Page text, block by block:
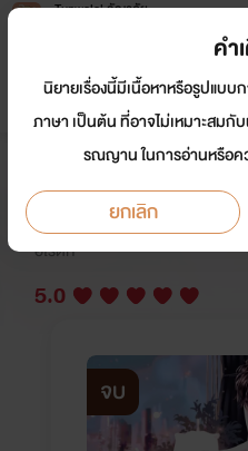
Tunwalai ธัญวลัย
หน้าแรก นิยาย อีบุ๊ก
BAD SIMON ข
นักเขียน: Badstyle_
อีโรติก
5.0
จบ
คำ
นิยายเรื่องนี้มีเนื้อหาหรือรูปแบบ
ภาษา เป็นต้น ที่อาจไม่เหมาะสม
รณญาน ในการอ่านหรือค
ยกเลิก